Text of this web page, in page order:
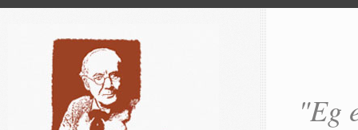
"Eg